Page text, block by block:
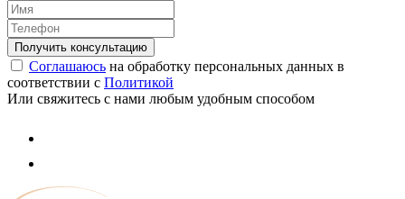
Соглашаюсь на обработку персональных данных в
соответствии с Политикой
Или свяжитесь с нами любым удобным способом